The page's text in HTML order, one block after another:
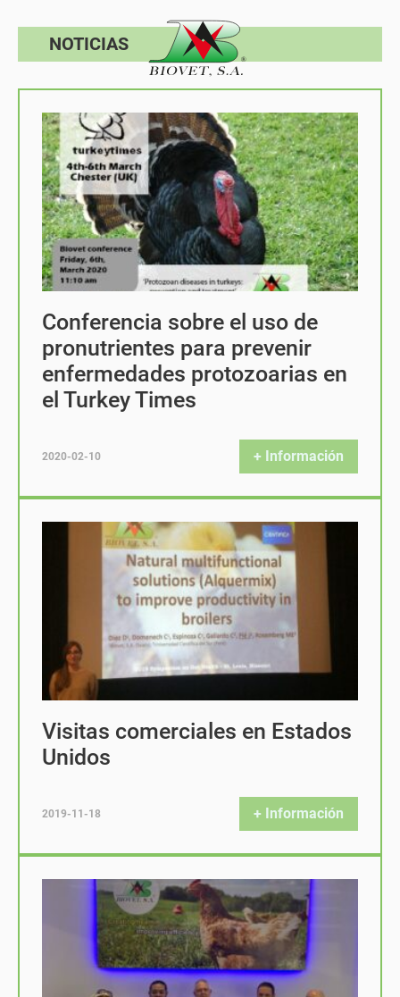
NOTICIAS
Conferencia sobre el uso de
pronutrientes para prevenir
enfermedades protozoarias en
el Turkey Times
2020-02-10 + Información
Visitas comerciales en Estados
Unidos
2019-11-18 + Información